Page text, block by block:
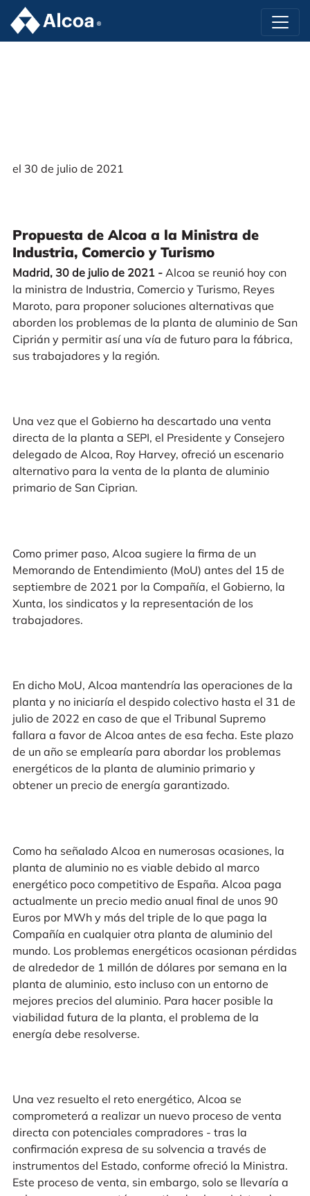
el 30 de julio de 2021
Propuesta de Alcoa a la Ministra de
Industria, Comercio y Turismo
Madrid, 30 de julio de 2021 - Alcoa se reunió hoy con
la ministra de Industria, Comercio y Turismo, Reyes
Maroto, para proponer soluciones alternativas que
aborden los problemas de la planta de aluminio de San
Ciprián y permitir así una vía de futuro para la fábrica,
sus trabajadores y la región.
Una vez que el Gobierno ha descartado una venta
directa de la planta a SEPI, el Presidente y Consejero
delegado de Alcoa, Roy Harvey, ofreció un escenario
alternativo para la venta de la planta de aluminio
primario de San Ciprian.
Como primer paso, Alcoa sugiere la firma de un
Memorando de Entendimiento (MoU) antes del 15 de
septiembre de 2021 por la Compañía, el Gobierno, la
Xunta, los sindicatos y la representación de los
trabajadores.
En dicho MoU, Alcoa mantendría las operaciones de la
planta y no iniciaría el despido colectivo hasta el 31 de
julio de 2022 en caso de que el Tribunal Supremo
fallara a favor de Alcoa antes de esa fecha. Este plazo
de un año se emplearía para abordar los problemas
energéticos de la planta de aluminio primario y
obtener un precio de energía garantizado.
Como ha señalado Alcoa en numerosas ocasiones, la
planta de aluminio no es viable debido al marco
energético poco competitivo de España. Alcoa paga
actualmente un precio medio anual final de unos 90
Euros por MWh y más del triple de lo que paga la
Compañía en cualquier otra planta de aluminio del
mundo. Los problemas energéticos ocasionan pérdidas
de alrededor de 1 millón de dólares por semana en la
planta de aluminio, esto incluso con un entorno de
mejores precios del aluminio. Para hacer posible la
viabilidad futura de la planta, el problema de la
energía debe resolverse.
Una vez resuelto el reto energético, Alcoa se
comprometerá a realizar un nuevo proceso de venta
directa con potenciales compradores - tras la
confirmación expresa de su solvencia a través de
instrumentos del Estado, conforme ofreció la Ministra.
Este proceso de venta, sin embargo, solo se llevaría a